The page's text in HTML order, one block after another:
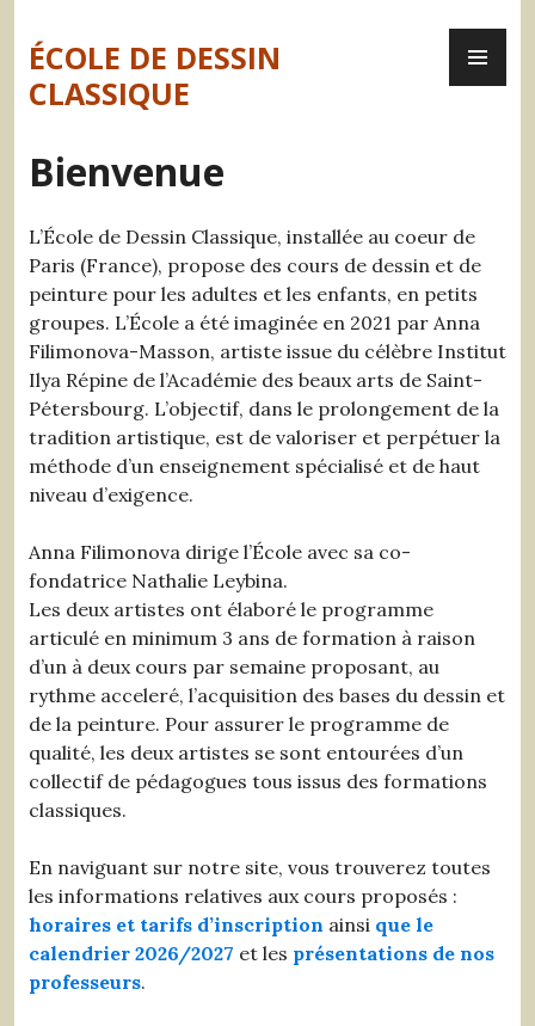
to
content
ÉCOLE DE DESSIN
CLASSIQUE
Bienvenue
L’École de Dessin Classique, installée au coeur de
Paris (France), propose des cours de dessin et de
peinture pour les adultes et les enfants, en petits
groupes. L’École a été imaginée en 2021 par Anna
Filimonova-Masson, artiste issue du célèbre Institut
Ilya Répine de l’Académie des beaux arts de Saint-
Pétersbourg. L’objectif, dans le prolongement de la
tradition artistique, est de valoriser et perpétuer la
méthode d’un enseignement spécialisé et de haut
niveau d’exigence.
Anna Filimonova dirige l’École avec sa co-
fondatrice Nathalie Leybina.
Les deux artistes ont élaboré le programme
articulé en minimum 3 ans de formation à raison
d’un à deux cours par semaine proposant, au
rythme acceleré, l’acquisition des bases du dessin et
de la peinture. Pour assurer le programme de
qualité, les deux artistes se sont entourées d’un
collectif de pédagogues tous issus des formations
classiques.
En naviguant sur notre site, vous trouverez toutes
les informations relatives aux cours proposés :
horaires et tarifs d’inscription ainsi que le
calendrier 2026/2027 et les présentations de nos
professeurs.